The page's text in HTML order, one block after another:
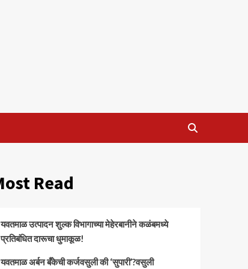
Read
यवतमाळ उत्पादन शुल्क विभागाच्या मेहेरबानीने कळंबमध्ये
प्रतिबंधित दारूचा धुमाकूळ!
​यवतमाळ अर्बन बँकेची कर्जवसुली की ‘सुपारी’?वसुली